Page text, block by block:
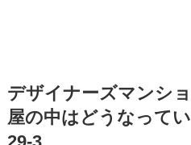
デザイナーズマンシ
屋の中はどうなって